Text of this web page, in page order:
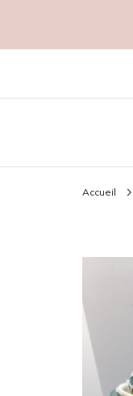
Accueil